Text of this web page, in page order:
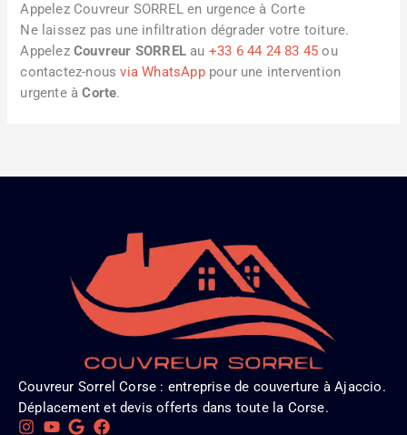
Appelez Couvreur SORREL en urgence à Corte
Ne laissez pas une infiltration dégrader votre toiture.
AppelezCouvreur SORREL au +33 6 44 24 83 45 ou
contactez-nousvia WhatsApppour une intervention
urgente àCorte.
Couvreur Sorrel Corse : entreprise de couverture à Ajaccio.
Déplacement et devis offerts dans toute la Corse.